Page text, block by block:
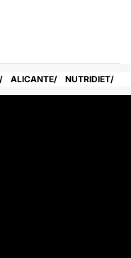
ALICANTE NUTRIDIET